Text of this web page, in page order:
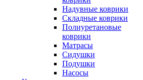
Надувные коврики
Складные коврики
Полиуретановые
коврики
Матрасы
Сидушки
Подушки
Насосы